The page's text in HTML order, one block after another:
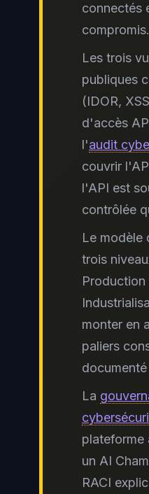
connectés
compromis.
Les trois
publiques
(IDOR,
d'accès
l'audit
couvrir
l'API est
contrôlée
Le modèle
trois
monter en
paliers
La
plateforme
un AI
RACI